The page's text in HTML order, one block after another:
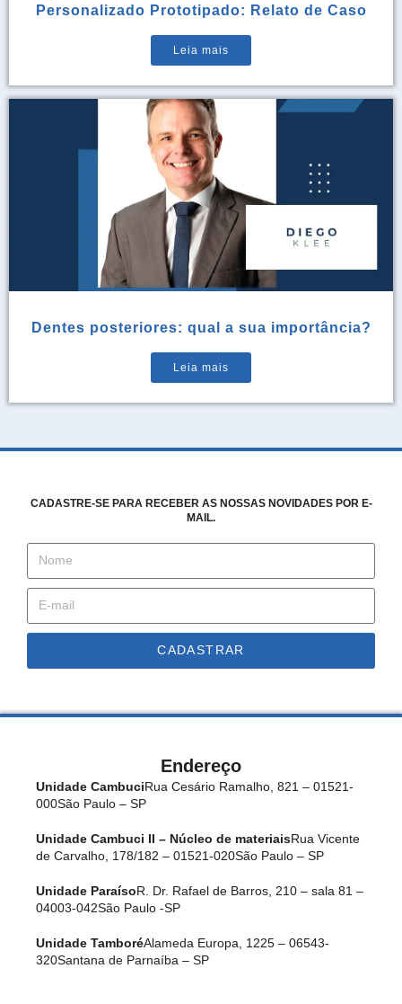
Personalizado Prototipado: Relato de Caso
Leia mais
Dentes posteriores: qual a sua importância?
Leia mais
CADASTRE-SE PARA RECEBER AS NOSSAS NOVIDADES POR E-
MAIL.
CADASTRAR
Endereço
Unidade CambuciRua Cesário Ramalho, 821 – 01521-
000São Paulo – SP
Unidade Cambuci II – Núcleo de materiaisRua Vicente
de Carvalho, 178/182 – 01521-020São Paulo – SP
Unidade ParaísoR. Dr. Rafael de Barros, 210 – sala 81 –
04003-042São Paulo -SP
Unidade TamboréAlameda Europa, 1225 – 06543-
320Santana de Parnaíba – SP